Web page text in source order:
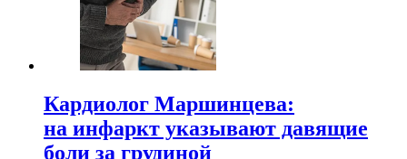
Кардиолог Маршинцева:
на инфаркт указывают давящие
боли за грудиной